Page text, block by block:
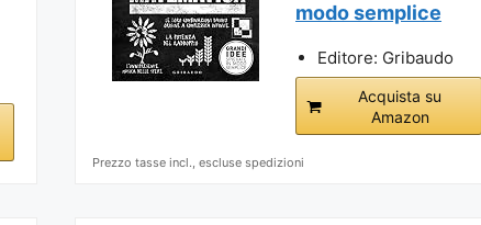
modo semplice
Editore: Gribaudo
Acquista su
Amazon
Prezzo tasse incl., escluse spedizioni